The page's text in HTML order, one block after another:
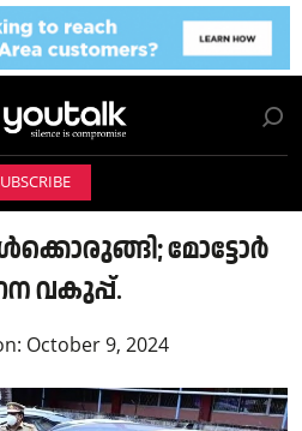
മോട്ടോര്‍
വകുപ്പ്.
October 9, 2024